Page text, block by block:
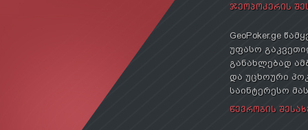
ᲯᲔᲝᲞᲝᲙᲔᲠᲘᲡ
GeoPoker.ge
უფასო
განახლებად
და უცხოური
საინტერესო
ᲬᲔᲕᲠᲝᲑᲘᲡ